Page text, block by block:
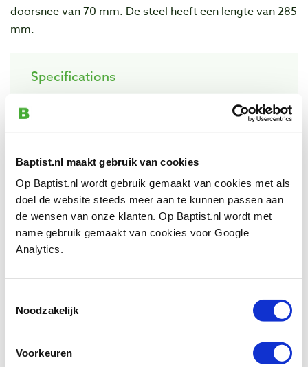
Baptist.nl maakt gebruik van cookies
Op Baptist.nl wordt gebruik gemaakt van cookies met als
doel de website steeds meer aan te kunnen passen aan
de wensen van onze klanten. Op Baptist.nl wordt met
name gebruik gemaakt van cookies voor Google
Analytics.
Noodzakelijk
Voorkeuren
doorsnee van 70 mm. De steel heeft een lengte van 285
mm.
Specifications
Also view
Productnumber: 21870